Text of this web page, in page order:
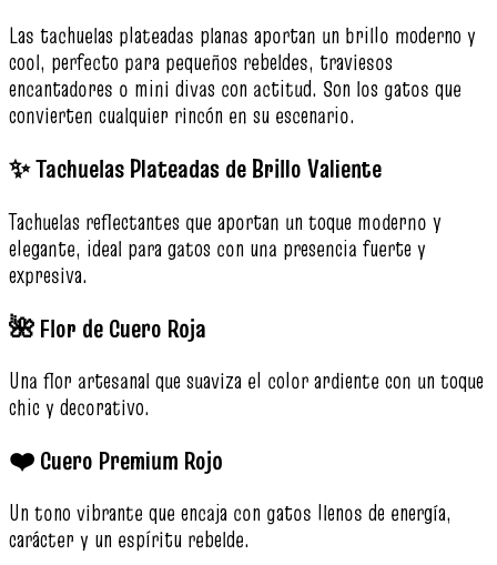
Las tachuelas plateadas planas aportan un brillo moderno y
cool, perfecto para pequeños rebeldes, traviesos
encantadores o mini divas con actitud. Son los gatos que
convierten cualquier rincón en su escenario.
✨ Tachuelas Plateadas de Brillo Valiente
Tachuelas reflectantes que aportan un toque moderno y
elegante, ideal para gatos con una presencia fuerte y
expresiva.
🌺 Flor de Cuero Roja
Una flor artesanal que suaviza el color ardiente con un toque
chic y decorativo.
❤️ Cuero Premium Rojo
Un tono vibrante que encaja con gatos llenos de energía,
carácter y un espíritu rebelde.